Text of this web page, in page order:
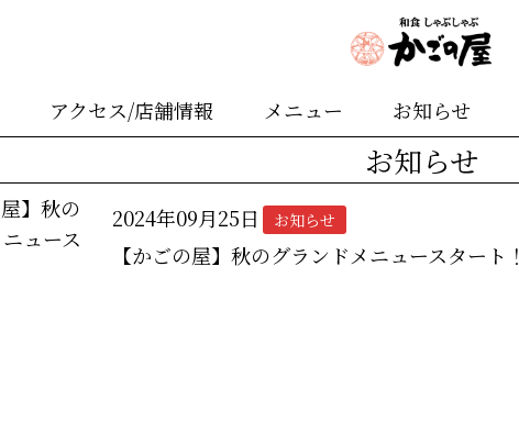
アクセス/店舗情報 メニュー お知らせ
お知らせ
2024年09月25日 お知らせ
【かごの屋】秋のグランドメニュースタート！